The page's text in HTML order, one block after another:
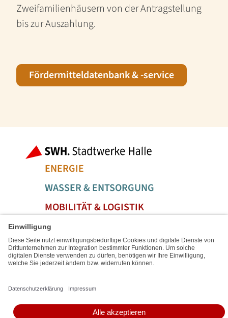
Zweifamilienhäusern von der Antragstellung
bis zur Auszahlung.
Fördermitteldatenbank & -service
Bereiche der
ENERGIE
WASSER & ENTSORGUNG
MOBILITÄT & LOGISTIK
SERVICE & FREIZEIT
Service Links
IMPRESSUM SITEMAP